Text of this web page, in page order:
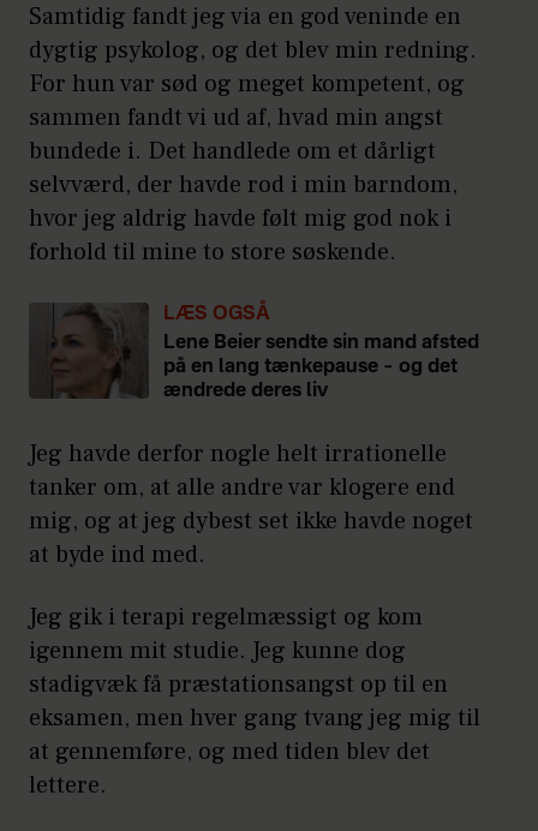
Samtidig fandt jeg via en god veninde en
dygtig psykolog, og det blev min redning.
For hun var sød og meget kompetent, og
sammen fandt vi ud af, hvad min angst
bundede i. Det handlede om et dårligt
selvværd, der havde rod i min barndom,
hvor jeg aldrig havde følt mig god nok i
forhold til mine to store søskende.
LÆS OGSÅ
Lene Beier sendte sin mand afsted
på en lang tænkepause – og det
ændrede deres liv
Jeg havde derfor nogle helt irrationelle
tanker om, at alle andre var klogere end
mig, og at jeg dybest set ikke havde noget
at byde ind med.
Jeg gik i terapi regelmæssigt og kom
igennem mit studie. Jeg kunne dog
stadigvæk få præstationsangst op til en
eksamen, men hver gang tvang jeg mig til
at gennemføre, og med tiden blev det
lettere.